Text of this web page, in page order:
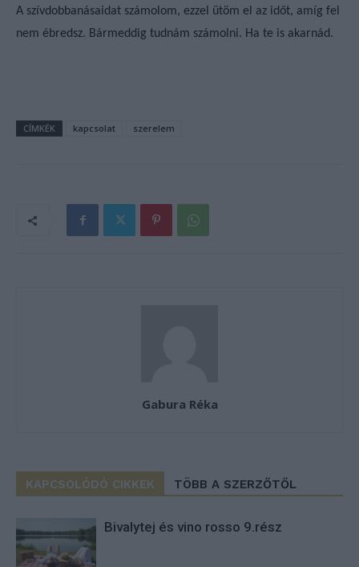
A szívdobbanásaidat számolom, ezzel ütöm el az időt, amíg fel
nem ébredsz. Bármeddig tudnám számolni. Ha te is akarnád.
CÍMKÉK kapcsolat szerelem
Gabura Réka
KAPCSOLÓDÓ CIKKEK TÖBB A SZERZŐTŐL
Bivalytej és vino rosso 9.rész